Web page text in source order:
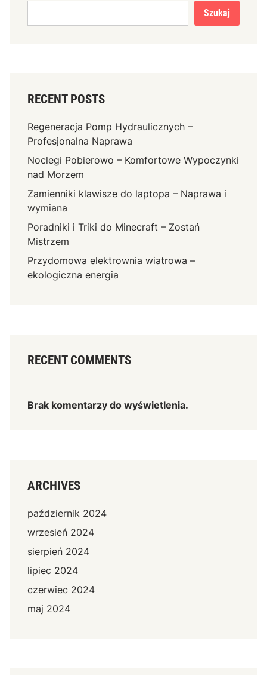
Szukaj
RECENT POSTS
Regeneracja Pomp Hydraulicznych –
Profesjonalna Naprawa
Noclegi Pobierowo – Komfortowe Wypoczynki
nad Morzem
Zamienniki klawisze do laptopa – Naprawa i
wymiana
Poradniki i Triki do Minecraft – Zostań
Mistrzem
Przydomowa elektrownia wiatrowa –
ekologiczna energia
RECENT COMMENTS
Brak komentarzy do wyświetlenia.
ARCHIVES
październik 2024
wrzesień 2024
sierpień 2024
lipiec 2024
czerwiec 2024
maj 2024